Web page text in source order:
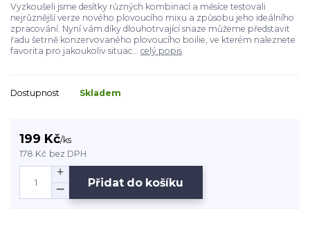
Vyzkoušeli jsme desítky různých kombinací a měsíce testovali
nejrůznější verze nového plovoucího mixu a způsobu jeho ideálního
zpracování. Nyní vám díky dlouhotrvající snaze můžeme představit
řadu šetrně konzervovaného plovoucího boilie, ve kterém naleznete
favorita pro jakoukoliv situac... celý popis
Dostupnost Skladem
199 Kč/ks
178 Kč bez DPH
Přidat do košíku